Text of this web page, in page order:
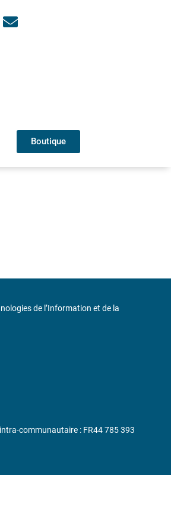
Boutique
de l’Information et de la
intra-communautaire : FR44 785 393